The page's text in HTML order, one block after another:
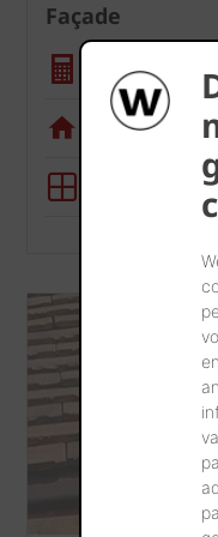
Façade
Calculatrice
Appli de